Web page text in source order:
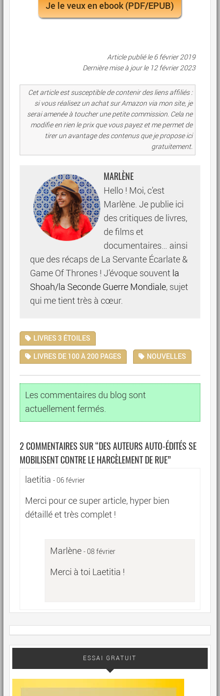
Je le veux en ebook (PDF/EPUB)
Article publié le 6 février 2019
Dernière mise à jour le 12 février 2023
Cet article est susceptible de contenir des liens affiliés :
si vous réalisez un achat sur Amazon via mon site, je
serai amenée à toucher une petite commission. Cela ne
modifie en rien le prix que vous payez et me permet de
tirer un avantage des contenus que je propose ici
gratuitement.
MARLÈNE
Hello ! Moi, c’est
Marlène. Je publie ici
des critiques de livres,
de films et
documentaires… ainsi
que des récaps de La Servante Écarlate &
Game Of Thrones ! J’évoque souvent la
Shoah/la Seconde Guerre Mondiale, sujet
qui me tient très à cœur.
LIVRES 3 ÉTOILES
LIVRES DE 100 À 200 PAGES NOUVELLES
Les commentaires du blog sont
actuellement fermés.
2 COMMENTAIRES SUR “
DES AUTEURS AUTO-ÉDITÉS SE
MOBILISENT CONTRE LE HARCÈLEMENT DE RUE”
laetitia - 06 février
Merci pour ce super article, hyper bien
détaillé et très complet !
Marlène - 08 février
Merci à toi Laetitia !
ESSAI GRATUIT